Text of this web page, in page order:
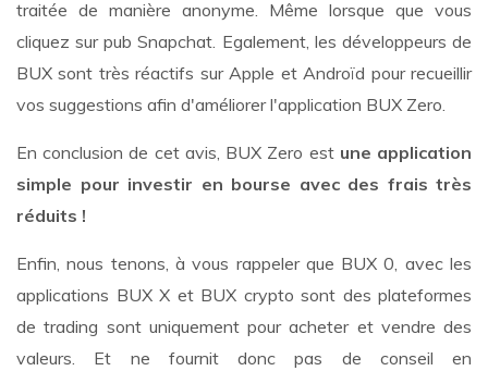
traitée de manière anonyme. Même lorsque que vous
cliquez sur pub Snapchat. Egalement, les développeurs de
BUX sont très réactifs sur Apple et Androïd pour recueillir
vos suggestions afin d'améliorer l'application BUX Zero.
En conclusion de cet avis, BUX Zero est une application
simple pour investir en bourse avec des frais très
réduits !
Enfin, nous tenons, à vous rappeler que BUX 0, avec les
applications BUX X et BUX crypto sont des plateformes
de trading sont uniquement pour acheter et vendre des
valeurs. Et ne fournit donc pas de conseil en